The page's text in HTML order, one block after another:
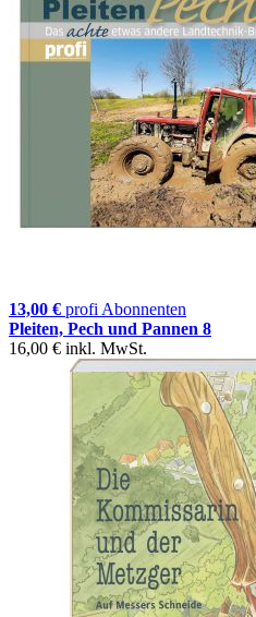
13,00 € profi Abonnenten
Pleiten, Pech und Pannen 8
16,00 € inkl. MwSt.